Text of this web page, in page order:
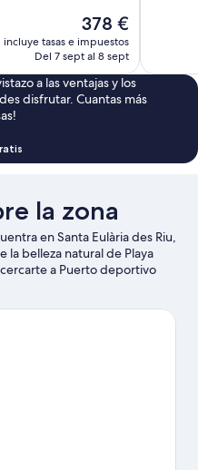
El
precio
actual
de
378 €
378 €
incluye tasas e impuestos
Del 7 sept al 8 sept
a las ventajas y los
disfrutar. Cuantas más
la zona
en Santa Eulària des Riu,
la belleza natural de Playa
a Puerto deportivo
También merece la
de montaña, las rutas a